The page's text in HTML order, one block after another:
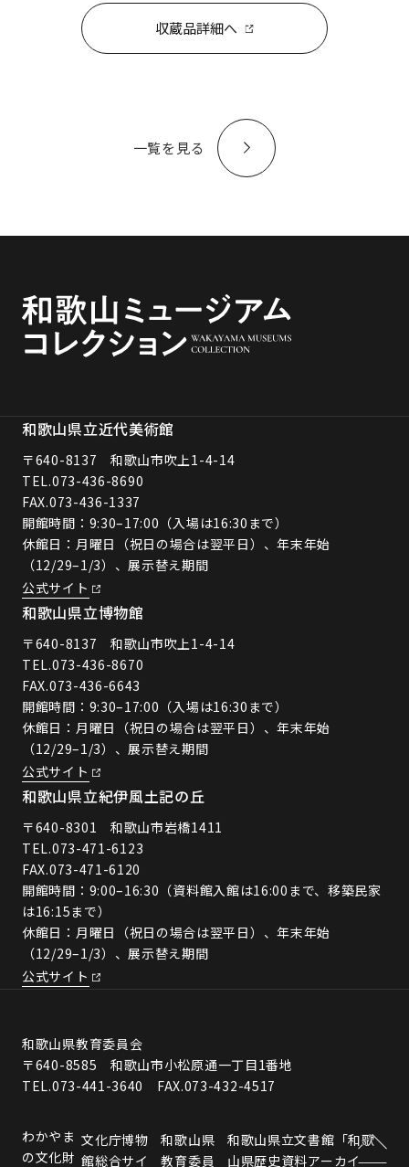
収蔵品詳細へ
一覧を見る
和歌山県立近代美術館
〒640-8137 和歌山市吹上1-4-14
TEL.073-436-8690
FAX.073-436-1337
開館時間：9:30–17:00（入場は16:30まで）
休館日：月曜日（祝日の場合は翌平日）、年末年始
（12/29–1/3）、展示替え期間
公式サイト
和歌山県立博物館
〒640-8137 和歌山市吹上1-4-14
TEL.073-436-8670
FAX.073-436-6643
開館時間：9:30–17:00（入場は16:30まで）
休館日：月曜日（祝日の場合は翌平日）、年末年始
（12/29–1/3）、展示替え期間
公式サイト
和歌山県立紀伊風土記の丘
〒640-8301 和歌山市岩橋1411
TEL.073-471-6123
FAX.073-471-6120
開館時間：9:00–16:30（資料館入館は16:00まで、移築民家
は16:15まで）
休館日：月曜日（祝日の場合は翌平日）、年末年始
（12/29–1/3）、展示替え期間
公式サイト
和歌山県教育委員会
〒640-8585 和歌山市小松原通一丁目1番地
TEL.073-441-3640 FAX.073-432-4517
わかやま
の文化財
文化庁博物
館総合サイ
和歌山県
教育委員
和歌山県立文書館「和歌
山県歴史資料アーカイ